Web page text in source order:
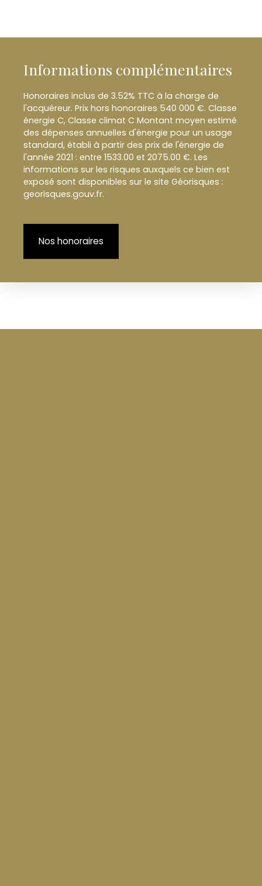
Informations complémentaires
Honoraires inclus de 3.52% TTC à la charge de
l'acquéreur. Prix hors honoraires 540 000 €. Classe
énergie C, Classe climat C Montant moyen estimé
des dépenses annuelles d'énergie pour un usage
standard, établi à partir des prix de l'énergie de
l'année 2021 : entre 1533.00 et 2075.00 €. Les
informations sur les risques auxquels ce bien est
exposé sont disponibles sur le site Géorisques :
georisques.gouv.fr.
Nos honoraires